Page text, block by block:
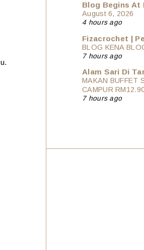
Blog Begins At
August 6, 2026
4 hours ago
Fizacrochet |
BLOG KENA
7 hours ago
Alam Sari Di
MAKAN BUFFET
CAMPUR
7 hours ago